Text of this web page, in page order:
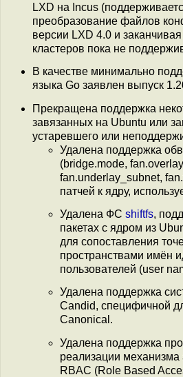
LXD на Incus
преобразование файлов
версии LXD 4.0 и
кластеров пока не
В качестве минимально
языка Go заявлен выпуск
Прекращена поддержка
завязанных на Ubuntu или
устаревшего или
Удалена поддержка
(bridge.mode,
fan.underlay_subnet,
патчей к ядру,
Удалена ФС shiftfs,
пакетах с ядром из
для сопоставления
пространствами имён
пользователей (user
Удалена поддержка
Candid, специфичной
Canonical.
Удалена поддержка
реализации механизма
RBAC (Role Based